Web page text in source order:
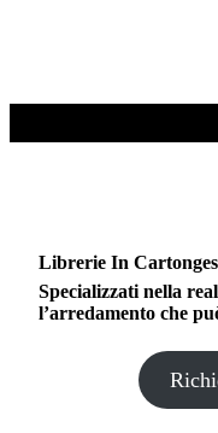
Librerie In
Specializzati nella
l’arredamento che